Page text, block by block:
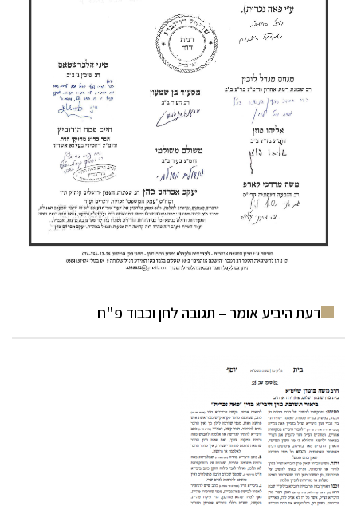
דעת היביע אומר – תגובה לחן וכבוד פ"ח